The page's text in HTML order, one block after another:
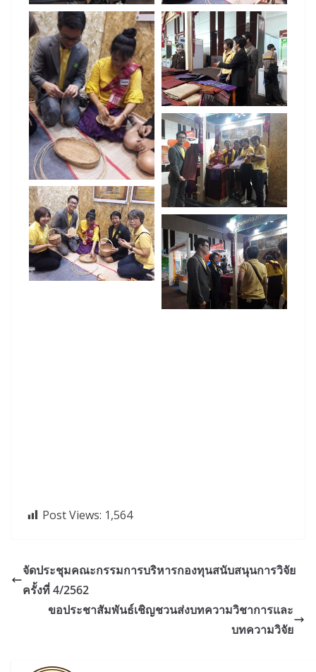
Post Views: 1,564
จัดประชุมคณะกรรมการบริหารกองทุนสนับสนุนการวิจัย
ครั้งที่ 4/2562
ขอประชาสัมพันธ์เชิญชวนส่งบทความวิชาการและ
บทความวิจัย